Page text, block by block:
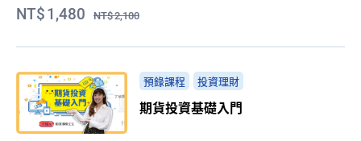
1,480 2,100
預錄課程 投資理財
期貨投資基礎入門